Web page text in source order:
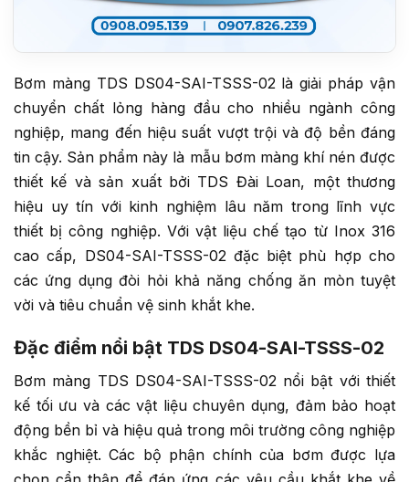
Bơm màng TDS DS04-SAI-TSSS-02 là giải pháp vận
chuyển chất lỏng hàng đầu cho nhiều ngành công
nghiệp, mang đến hiệu suất vượt trội và độ bền đáng
tin cậy. Sản phẩm này là mẫu bơm màng khí nén được
thiết kế và sản xuất bởi TDS Đài Loan, một thương
hiệu uy tín với kinh nghiệm lâu năm trong lĩnh vực
thiết bị công nghiệp. Với vật liệu chế tạo từ Inox 316
cao cấp, DS04-SAI-TSSS-02 đặc biệt phù hợp cho
các ứng dụng đòi hỏi khả năng chống ăn mòn tuyệt
vời và tiêu chuẩn vệ sinh khắt khe.
Đặc điểm nổi bật TDS DS04-SAI-TSSS-02
Bơm màng TDS DS04-SAI-TSSS-02 nổi bật với thiết
kế tối ưu và các vật liệu chuyên dụng, đảm bảo hoạt
động bền bỉ và hiệu quả trong môi trường công nghiệp
khắc nghiệt. Các bộ phận chính của bơm được lựa